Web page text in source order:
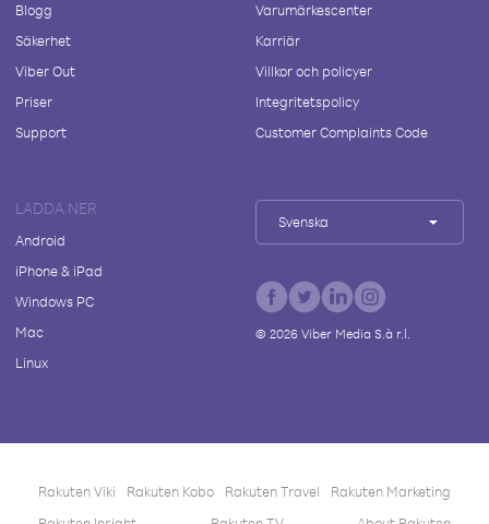
Blogg
Säkerhet
Viber Out
Priser
Support
Varumärkescenter
Karriär
Villkor och policyer
Integritetspolicy
Customer Complaints Code
LADDA NER
Android
iPhone & iPad
Windows PC
Mac
Linux
Svenska
© 2026Viber Media S.à r.l.
Rakuten Viki Rakuten Kobo Rakuten Travel
Rakuten Marketing